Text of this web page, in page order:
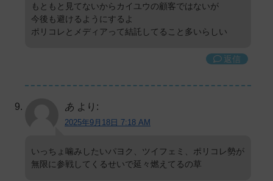
もともと見てないからカイユウの顧客ではないが
今後も避けるようにするよ
ポリコレとメディアって結託してること多いらしい
返信
あ より:
2025年9月18日 7:18 AM
いっちょ噛みしたいパヨク、ツイフェミ、ポリコレ勢が
無限に参戦してくるせいで延々燃えてるの草